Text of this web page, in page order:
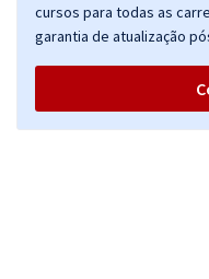
cursos para todas as
garantia de atualização